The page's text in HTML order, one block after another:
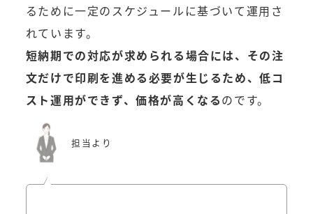
るために一定のスケジュールに基づいて運用さ
れています。
短納期での対応が求められる場合には、その注
文だけで印刷を進める必要が生じるため、低コ
スト運用ができず、価格が高くなるのです。
担当より